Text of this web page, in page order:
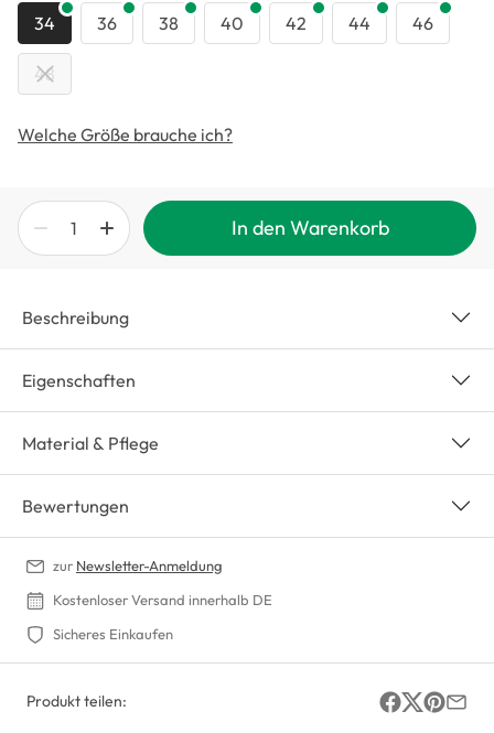
34 36 38 40 42 44 46
48
Welche Größe brauche ich?
In den Warenkorb
Beschreibung
Eigenschaften
Material & Pflege
Bewertungen
zur Newsletter-Anmeldung
Kostenloser Versand innerhalb DE
Sicheres Einkaufen
Produkt teilen: